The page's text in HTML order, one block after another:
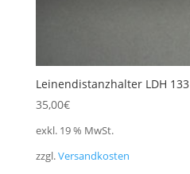
Leinendistanzhalter LDH 133
35,00€
exkl. 19 % MwSt.
zzgl.Versandkosten